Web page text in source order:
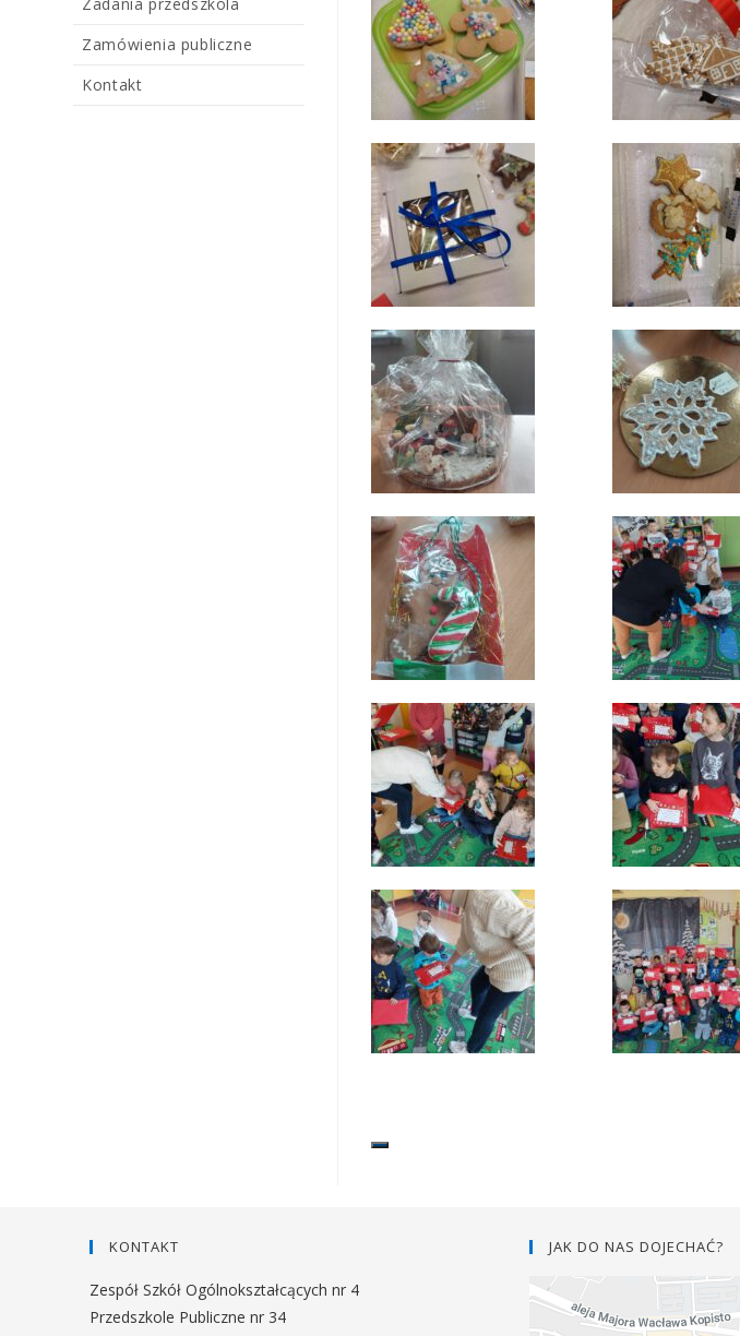
Zamówienia publiczne
Kontakt
KONTAKT
Zespół Szkół Ogólnokształcących nr 4
Przedszkole Publiczne nr 34
JAK DO NAS DOJECHAĆ?